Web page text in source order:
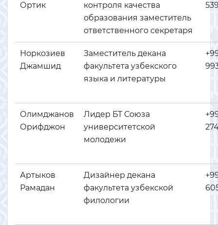
Ортик
контроля качества
образования заместитель
ответственного секретаря
Норкозиев
Джамшид
Заместитель декана
факультета узбекского
языка и литературы
Олимджанов
Орифджон
Лидер БТ Союза
университетской
молодежи
Артыков
Рамадан
Дизайнер декана
факультета узбекской
филологии